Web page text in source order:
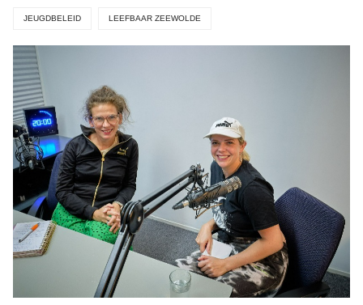
JEUGDBELEID LEEFBAAR ZEEWOLDE